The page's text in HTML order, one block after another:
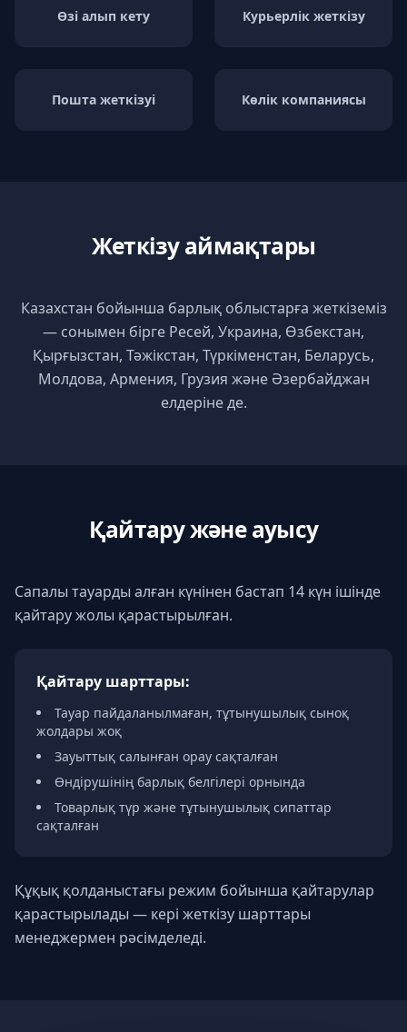
Өзі алып кету Курьерлік жеткізу
Пошта жеткізуі Көлік компаниясы
Жеткізу аймақтары
Казахстан бойынша барлық облыстарға жеткіземіз
— сонымен бірге Ресей, Украина, Өзбекстан,
Қырғызстан, Тәжікстан, Түркіменстан, Беларусь,
Молдова, Армения, Грузия және Әзербайджан
елдеріне де.
Қайтару және ауысу
Сапалы тауарды алған күнінен бастап 14 күн ішінде
қайтару жолы қарастырылған.
Қайтару шарттары:
Тауар пайдаланылмаған, тұтынушылық сыноқ
жолдары жоқ
Зауыттық салынған орау сақталған
Өндірушінің барлық белгілері орнында
Товарлық түр және тұтынушылық сипаттар
сақталған
Құқық қолданыстағы режим бойынша қайтарулар
қарастырылады — кері жеткізу шарттары
менеджермен рәсімделеді.